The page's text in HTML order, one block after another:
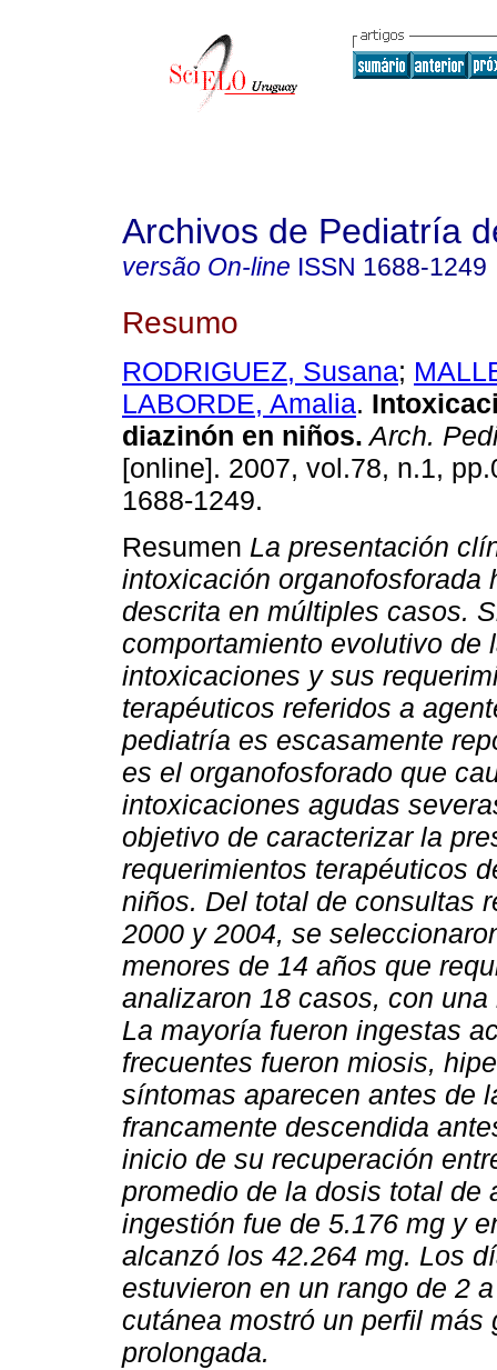
Archivos de Pediatría
versão On-line ISSN 1688-1249
Resumo
RODRIGUEZ, Susana;
LABORDE, Amalia.
diazinón en niños. Arch.
[online]. 2007, vol.78, n.1,
1688-1249.
Resumen La presentación
intoxicación organofosforada
descrita en múltiples casos.
comportamiento evolutivo de
intoxicaciones y sus
terapéuticos referidos a
pediatría es escasamente
es el organofosforado que
intoxicaciones agudas
objetivo de caracterizar la
requerimientos terapéuticos
niños. Del total de consultas
2000 y 2004, se
menores de 14 años que
analizaron 18 casos, con
La mayoría fueron ingestas
frecuentes fueron miosis,
síntomas aparecen antes de
francamente descendida
inicio de su recuperación
promedio de la dosis total de
ingestión fue de 5.176 mg y
alcanzó los 42.264 mg. Los
estuvieron en un rango de 2
cutánea mostró un perfil
prolongada.